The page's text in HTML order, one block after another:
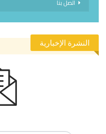
اتصل بنا
النشرة الإخبارية